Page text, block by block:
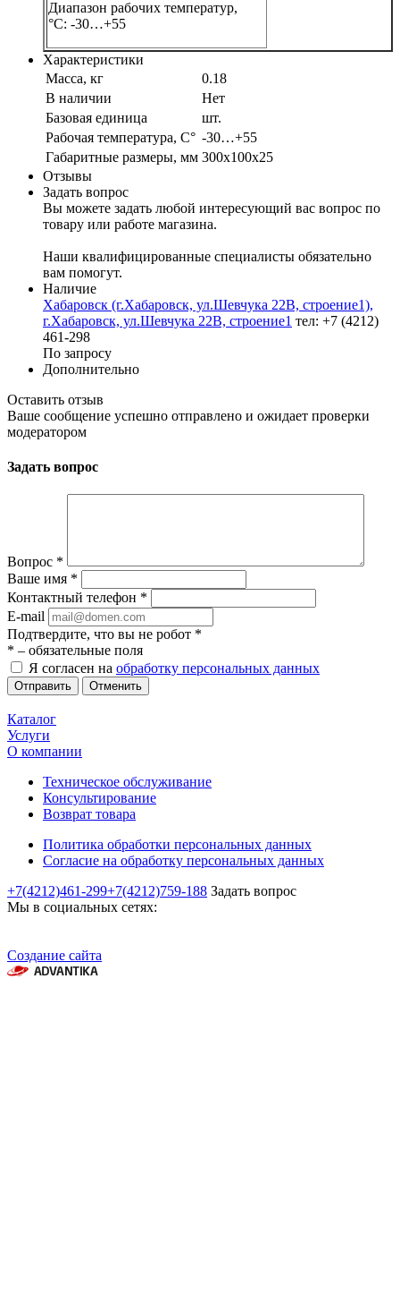
Диапазон рабочих температур,
°С: -30…+55
Характеристики
Масса, кг
0.18
В наличии
Нет
Базовая единица
шт.
Рабочая температура, С° -30…+55
Габаритные размеры, мм 300х100х25
Отзывы
Задать вопрос
Вы можете задать любой интересующий вас вопрос по
товару или работе магазина.
Наши квалифицированные специалисты обязательно
вам помогут.
Наличие
Хабаровск (г.Хабаровск, ул.Шевчука 22В, строение1),
г.Хабаровск, ул.Шевчука 22В, строение1 тел: +7 (4212)
461-298
По запросу
Дополнительно
Оставить отзыв
Ваше сообщение успешно отправлено и ожидает проверки
модератором
Задать вопрос
Вопрос *
Ваше имя *
Контактный телефон *
E-mail
Подтвердите, что вы не робот *
* – обязательные поля
Я согласен на обработку персональных данных
Отменить
Каталог
Услуги
О компании
Техническое обслуживание
Консультирование
Возврат товара
Политика обработки персональных данных
Согласие на обработку персональных данных
+7(4212)461-299+7(4212)759-188 Задать вопрос
Мы в социальных сетях:
Создание сайта